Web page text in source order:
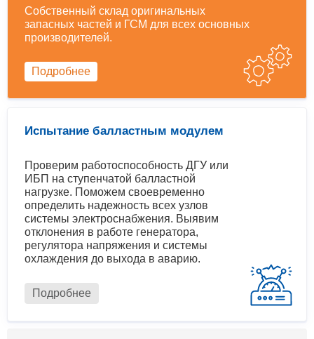
Собственный склад оригинальных
запасных частей и ГСМ для всех основных
производителей.
Подробнее
Испытание балластным модулем
Проверим работоспособность ДГУ или
ИБП на ступенчатой балластной
нагрузке. Поможем своевременно
определить надежность всех узлов
системы электроснабжения. Выявим
отклонения в работе генератора,
регулятора напряжения и системы
охлаждения до выхода в аварию.
Подробнее